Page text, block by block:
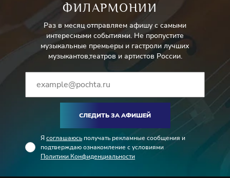
ФИЛАРМОНИИ
Раз в месяц отправляем афишу с самыми
интересными событиями. Не пропустите
музыкальные премьеры и гастроли лучших
музыкантов,театров и артистов России.
СЛЕДИТЬ ЗА АФИШЕЙ
Я соглашаюсь получать рекламные сообщения и
подтверждаю ознакомление с условиями
Политики Конфиденциальности